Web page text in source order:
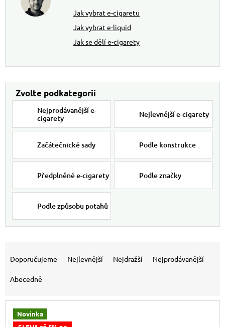
Jak vybrat e-cigaretu
Jak vybrat e-liquid
Jak se dělí e-cigarety
Nejprodávanější e-
cigarety
Nejlevnější e-cigarety
Začátečnické sady Podle konstrukce
Předplněné e-cigarety Podle značky
Podle způsobu potahů
Doporučujeme Nejlevnější Nejdražší Nejprodávanější
Abecedně
Novinka